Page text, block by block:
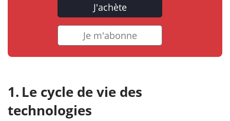
J'achète
Je m'abonne
Le cycle de vie des
technologies